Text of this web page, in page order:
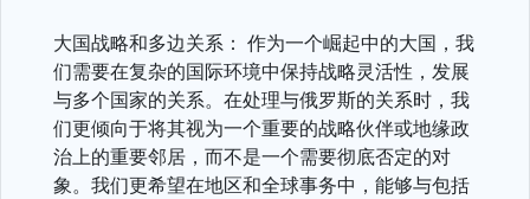
大国战略和多边关系： 作为一个崛起中的大国，我
们需要在复杂的国际环境中保持战略灵活性，发展
与多个国家的关系。在处理与俄罗斯的关系时，我
们更倾向于将其视为一个重要的战略伙伴或地缘政
治上的重要邻居，而不是一个需要彻底否定的对
象。我们更希望在地区和全球事务中，能够与包括